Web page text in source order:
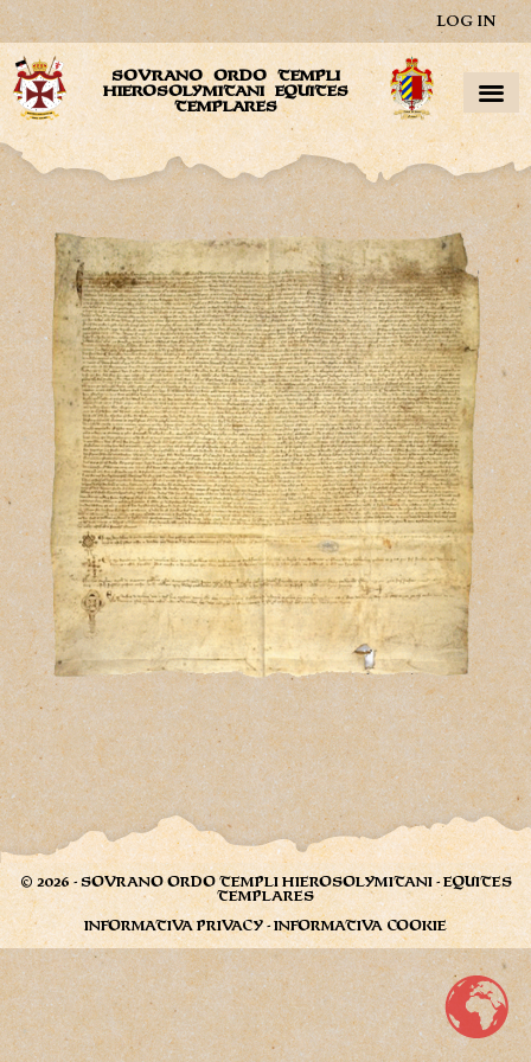
LOG IN
SOVRANO ORDO TEMPLI
HIEROSOLYMITANI EQUITES
TEMPLARES
© 2026 - SOVRANO ORDO TEMPLI HIEROSOLYMITANI - EQUITES
TEMPLARES
INFORMATIVA PRIVACY-INFORMATIVA COOKIE